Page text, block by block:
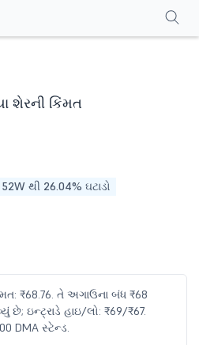
શેરની કિંમત
52W થી 26.04% ઘટાડો
₹68.76. તે અગાઉના બંધ ₹68
છે; ઇન્ટ્રાડે હાઇ/લો: ₹69/₹67.
DMA સ્ટેન્ડ.
વધુ